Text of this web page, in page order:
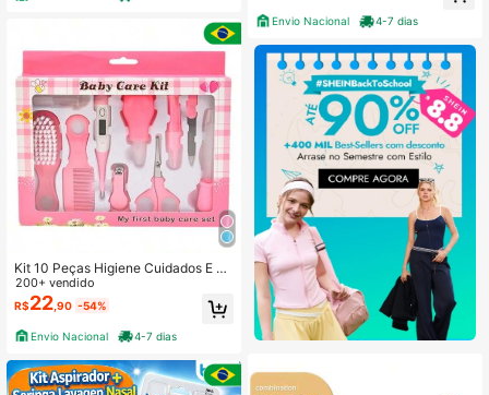
Kit 10 Peças Higiene Cuidados E Sa
úde Bebê Recém Nascido
200+ vendido
R$22 ,90 -54%
Envio Nacional 4-7 dias
Envio Nacional 4-7 dias